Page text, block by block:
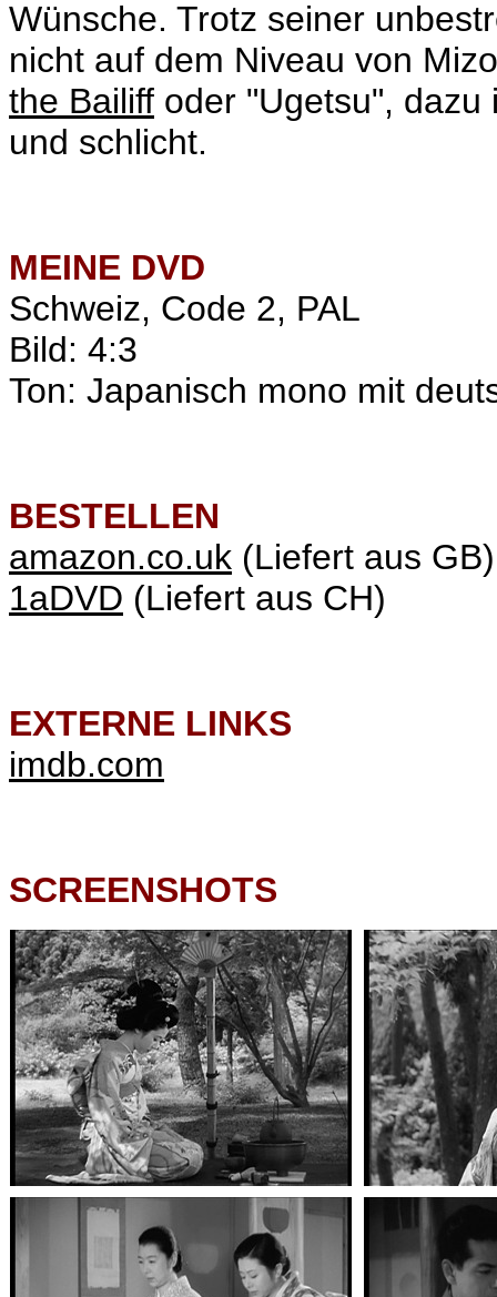
Wünsche. Trotz seiner
nicht auf dem Niveau von
the Bailiff oder "Ugetsu",
und schlicht.
MEINE DVD
Schweiz, Code 2, PAL
Bild: 4:3
Ton: Japanisch mono mit
BESTELLEN
amazon.co.uk (Liefert aus GB)
1aDVD (Liefert aus CH)
EXTERNE LINKS
imdb.com
SCREENSHOTS